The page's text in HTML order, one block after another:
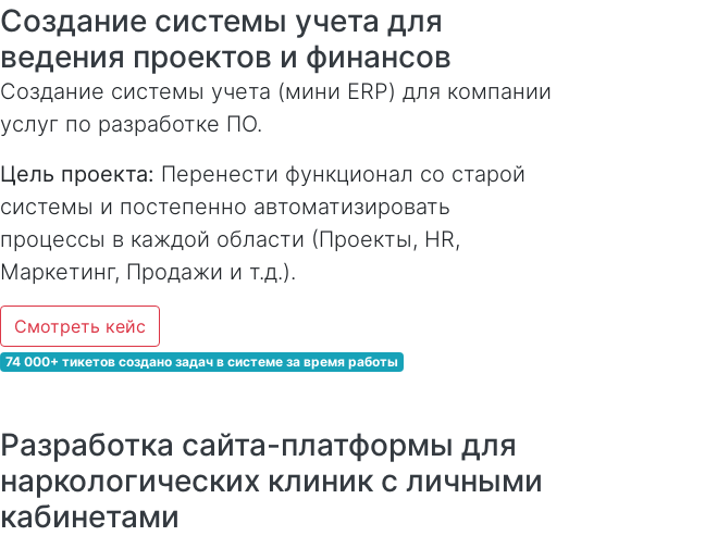
Создание системы учета для
ведения проектов и финансов
Создание системы учета (мини ERP) для компании
услуг по разработке ПО.
Цель проекта: Перенести функционал со старой
системы и постепенно автоматизировать
процессы в каждой области (Проекты, HR,
Маркетинг, Продажи и т.д.).
Смотреть кейс
74 000+ тикетов создано задач в системе за время работы
Разработка сайта-платформы для
наркологических клиник с личными
кабинетами